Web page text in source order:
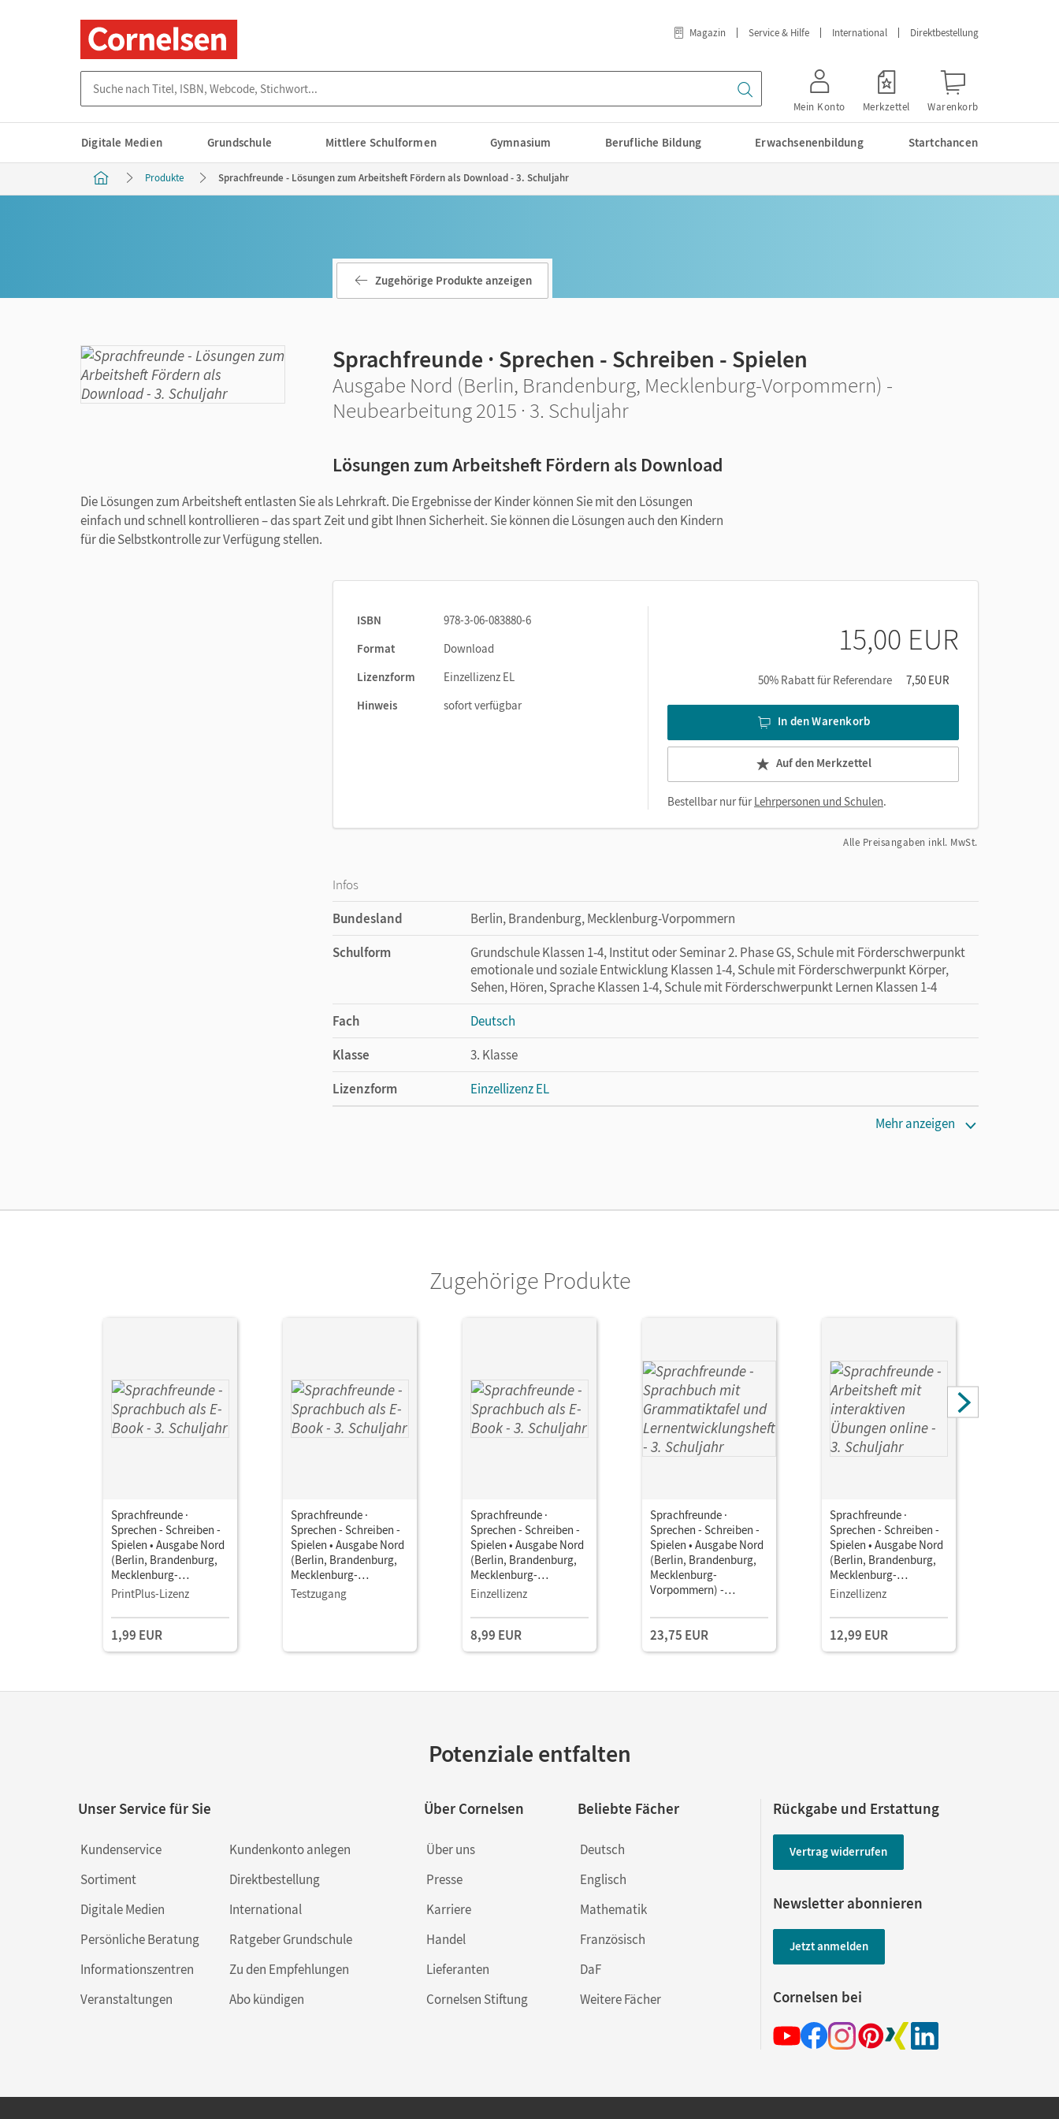
Magazin Service & Hilfe International Direktbestellung
Mein Konto Merkzettel Warenkorb
Digitale Medien Grundschule Mittlere Schulformen Gymnasium Berufliche Bildung Erwachsenenbildung Startchancen
Produkte Sprachfreunde - Lösungen zum Arbeitsheft Fördern als Download - 3. Schuljahr
Zugehörige Produkte anzeigen
Sprachfreunde · Sprechen - Schreiben - Spielen
Ausgabe Nord (Berlin, Brandenburg, Mecklenburg-Vorpommern) -
Neubearbeitung 2015 · 3. Schuljahr
Lösungen zum Arbeitsheft Fördern als Download
Die Lösungen zum Arbeitsheft entlasten Sie als Lehrkraft. Die Ergebnisse der Kinder können Sie mit den Lösungen
einfach und schnell kontrollieren – das spart Zeit und gibt Ihnen Sicherheit. Sie können die Lösungen auch den Kindern
für die Selbstkontrolle zur Verfügung stellen.
ISBN
978-3-06-083880-6
Format
Download
Lizenzform
Einzellizenz EL
Hinweis
sofort verfügbar
15,00 EUR
50% Rabatt für Referendare 7,50 EUR
In den Warenkorb
Auf den Merkzettel
Bestellbar nur fürLehrpersonen und Schulen.
Alle Preisangaben inkl. MwSt.
Infos
Bundesland
Berlin, Brandenburg, Mecklenburg-Vorpommern
Schulform
Grundschule Klassen 1-4, Institut oder Seminar 2. Phase GS, Schule mit Förderschwerpunkt
emotionale und soziale Entwicklung Klassen 1-4, Schule mit Förderschwerpunkt Körper,
Sehen, Hören, Sprache Klassen 1-4, Schule mit Förderschwerpunkt Lernen Klassen 1-4
Fach
Deutsch
Klasse
3. Klasse
Lizenzform
Einzellizenz EL
Mehr anzeigen
Zugehörige Produkte
Sprachfreunde ·
Sprechen - Schreiben -
Spielen • Ausgabe Nord
(Berlin, Brandenburg,
Mecklenburg-
Vorpommern) -
3. Schuljahr •
Sprachbuch als E-Book
PrintPlus-Lizenz
1,99 EUR
Sprachfreunde ·
Sprechen - Schreiben -
Spielen • Ausgabe Nord
(Berlin, Brandenburg,
Mecklenburg-
Vorpommern) -
Neubearbeitung 2015 ·
Testzugang
Sprachfreunde ·
Sprechen - Schreiben -
Spielen • Ausgabe Nord
(Berlin, Brandenburg,
Mecklenburg-
Vorpommern) -
3. Schuljahr •
Sprachbuch als E-Book
Einzellizenz
8,99 EUR
Sprachfreunde ·
Sprechen - Schreiben -
Spielen • Ausgabe Nord
(Berlin, Brandenburg,
Mecklenburg-
Vorpommern) -
3. Schuljahr •
Sprachbuch mit
Grammatiktafel und
23,75 EUR
Sprachfreunde ·
Sprechen - Schreiben -
Spielen • Ausgabe Nord
(Berlin, Brandenburg,
Mecklenburg-
Vorpommern) -
3. Schuljahr •
Arbeitsheft mit
interaktiven Übungen
Einzellizenz
12,99 EUR
Potenziale entfalten
Unser Service für Sie
Kundenservice
Sortiment
Digitale Medien
Persönliche Beratung
Informationszentren
Veranstaltungen
Kundenkonto anlegen
Direktbestellung
International
Ratgeber Grundschule
Zu den Empfehlungen
Abo kündigen
Über Cornelsen
Über uns
Presse
Karriere
Handel
Lieferanten
Cornelsen Stiftung
Beliebte Fächer
Deutsch
Englisch
Mathematik
Französisch
DaF
Weitere Fächer
Rückgabe und Erstattung
Vertrag widerrufen
Newsletter abonnieren
Jetzt anmelden
Cornelsen bei